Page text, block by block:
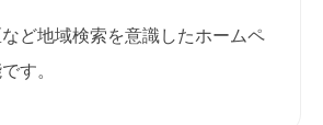
ど地域検索を意識したホームペ
す。